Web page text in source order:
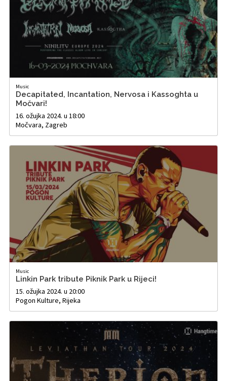
Music
Decapitated, Incantation, Nervosa i Kassoghta u
Močvari!
16. ožujka 2024. u 18:00
Močvara, Zagreb
Music
Linkin Park tribute Piknik Park u Rijeci!
15. ožujka 2024. u 20:00
Pogon Kulture, Rijeka